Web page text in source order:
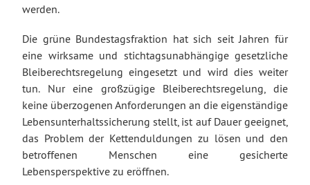
werden.
Die grüne Bundestagsfraktion hat sich seit Jahren für
eine wirksame und stichtagsunabhängige gesetzliche
Bleiberechtsregelung eingesetzt und wird dies weiter
tun. Nur eine großzügige Bleiberechtsregelung, die
keine überzogenen Anforderungen an die eigenständige
Lebensunterhaltssicherung stellt, ist auf Dauer geeignet,
das Problem der Kettenduldungen zu lösen und den
betroffenen Menschen eine gesicherte
Lebensperspektive zu eröffnen.